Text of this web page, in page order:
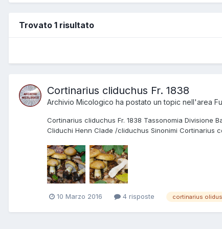
Trovato 1 risultato
Cortinarius cliduchus Fr. 1838
Archivio Micologico ha postato un topic nell'area
Cortinarius cliduchus Fr. 1838 Tassonomia Divisione
Cliduchi Henn Clade /cliduchus Sinonimi Cortinarius
10 Marzo 2016 4 risposte cortinarius olidus